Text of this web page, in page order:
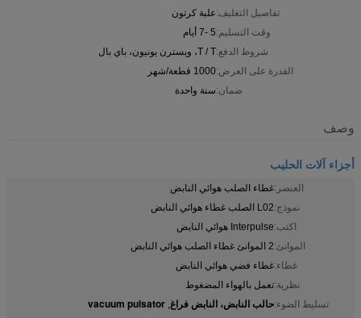
تفاصيل التغليف:علبة كرتون
وقت التسليم:5 -7 أيام
شروط الدفع:T / T، ويسترن يونيون، باي بال
القدرة على العرض:1000 قطعة/شهر
ضمان:سنة واحدة
وصف
أجزاء آلات الحليب
العنصر:غطاء الصلب هوائي النابض
نموذج:L02 الصلب غطاء هوائي النابض
اكتب:Interpulse هوائي النابض
الموانئ:2 الموانئ غطاء الصلب هوائي النابض
غطاء:غطاء فضي هوائي النابض
نظرية:تعمل بالهواء المضغوط
تسليط الضوء:حالب النابض، النابض فراغ,
vacuum pulsator